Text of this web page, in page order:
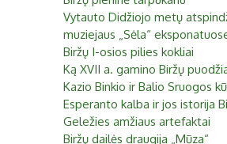
31
Vytauto Didžiojo metų
muziejaus „Sėla“
Biržų I-osios pilies kokliai
Ką XVII a. gamino Biržų
Kazio Binkio ir Balio Sruogos
Esperanto kalba ir jos istorija
Geležies amžiaus artefaktai
Biržų dailės draugija „Mūza“